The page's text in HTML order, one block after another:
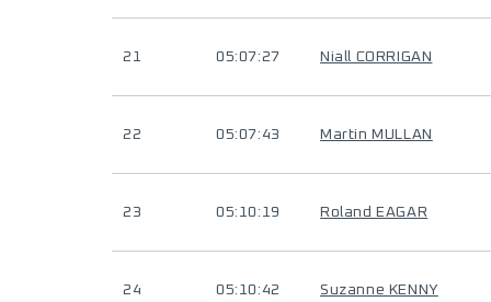
21 05:07:27 Niall CORRIGAN
22 05:07:43 Martin MULLAN
23 05:10:19 Roland EAGAR
24 05:10:42 Suzanne KENNY